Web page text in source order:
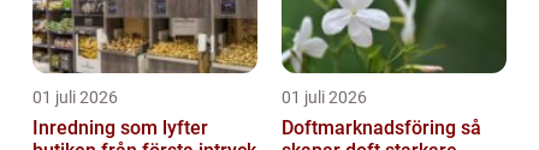
01 juli 2026
Inredning som lyfter
01 juli 2026
Doftmarknadsföring så